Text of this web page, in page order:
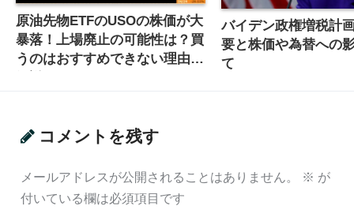
原油先物ETFのUSOの株価が大
暴落！上場廃止の可能性は？買
うのはおすすめできない理由を
バイデン政権増税計
要と株価や為替への
て
コメントを残す
メールアドレスが公開されることはありません。 ※ が
付いている欄は必須項目です